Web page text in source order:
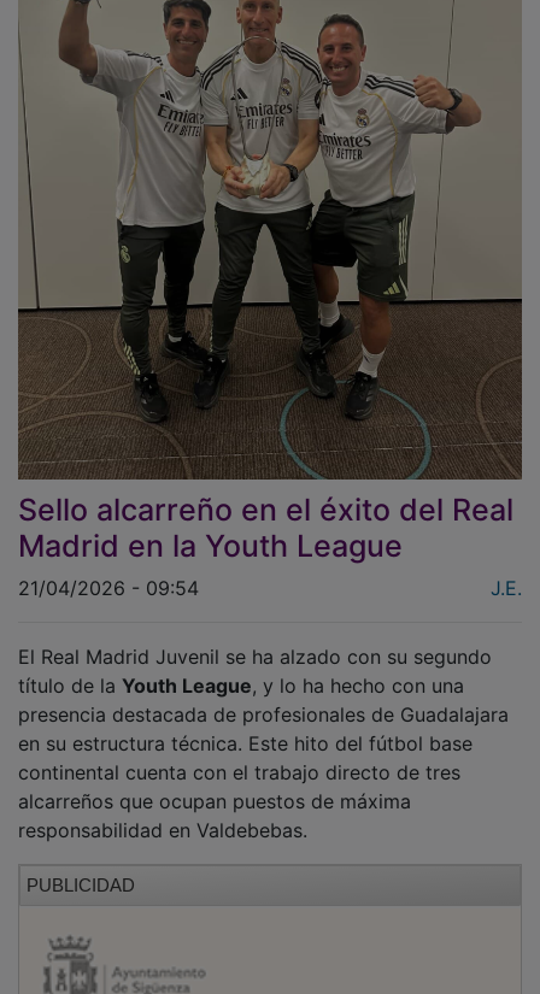
Sello alcarreño en el éxito del Real
Madrid en la Youth League
título de laYouth League , y lo ha hecho con una
presencia destacada de profesionales de Guadalajara
en su estructura técnica. Este hito del fútbol base
continental cuenta con el trabajo directo de tres
alcarreños que ocupan puestos de máxima
responsabilidad en Valdebebas.